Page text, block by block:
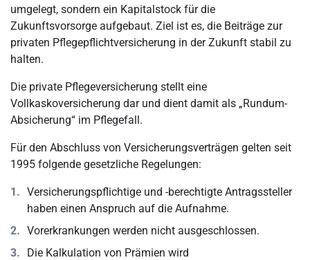
umgelegt, sondern ein Kapitalstock für die
Zukunftsvorsorge aufgebaut. Ziel ist es, die Beiträge zur
privaten Pflegepflichtversicherung in der Zukunft stabil zu
halten.
Die private Pflegeversicherung stellt eine
Vollkaskoversicherung dar und dient damit als „Rundum-
Absicherung“ im Pflegefall.
Für den Abschluss von Versicherungsverträgen gelten seit
1995 folgende gesetzliche Regelungen:
Versicherungspflichtige und -berechtigte Antragssteller
haben einen Anspruch auf die Aufnahme.
Vorerkrankungen werden nicht ausgeschlossen.
Die Kalkulation von Prämien wird